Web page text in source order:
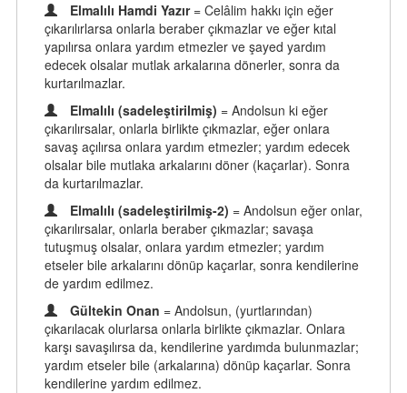
Elmalılı Hamdi Yazır = Celâlim hakkı için eğer
çıkarılırlarsa onlarla beraber çıkmazlar ve eğer kıtal
yapılırsa onlara yardım etmezler ve şayed yardım
edecek olsalar mutlak arkalarına dönerler, sonra da
kurtarılmazlar.
Elmalılı (sadeleştirilmiş) = Andolsun ki eğer
çıkarılırsalar, onlarla birlikte çıkmazlar, eğer onlara
savaş açılırsa onlara yardım etmezler; yardım edecek
olsalar bile mutlaka arkalarını döner (kaçarlar). Sonra
da kurtarılmazlar.
Elmalılı (sadeleştirilmiş-2) = Andolsun eğer onlar,
çıkarılırsalar, onlarla beraber çıkmazlar; savaşa
tutuşmuş olsalar, onlara yardım etmezler; yardım
etseler bile arkalarını dönüp kaçarlar, sonra kendilerine
de yardım edilmez.
Gültekin Onan = Andolsun, (yurtlarından)
çıkarılacak olurlarsa onlarla birlikte çıkmazlar. Onlara
karşı savaşılırsa da, kendilerine yardımda bulunmazlar;
yardım etseler bile (arkalarına) dönüp kaçarlar. Sonra
kendilerine yardım edilmez.